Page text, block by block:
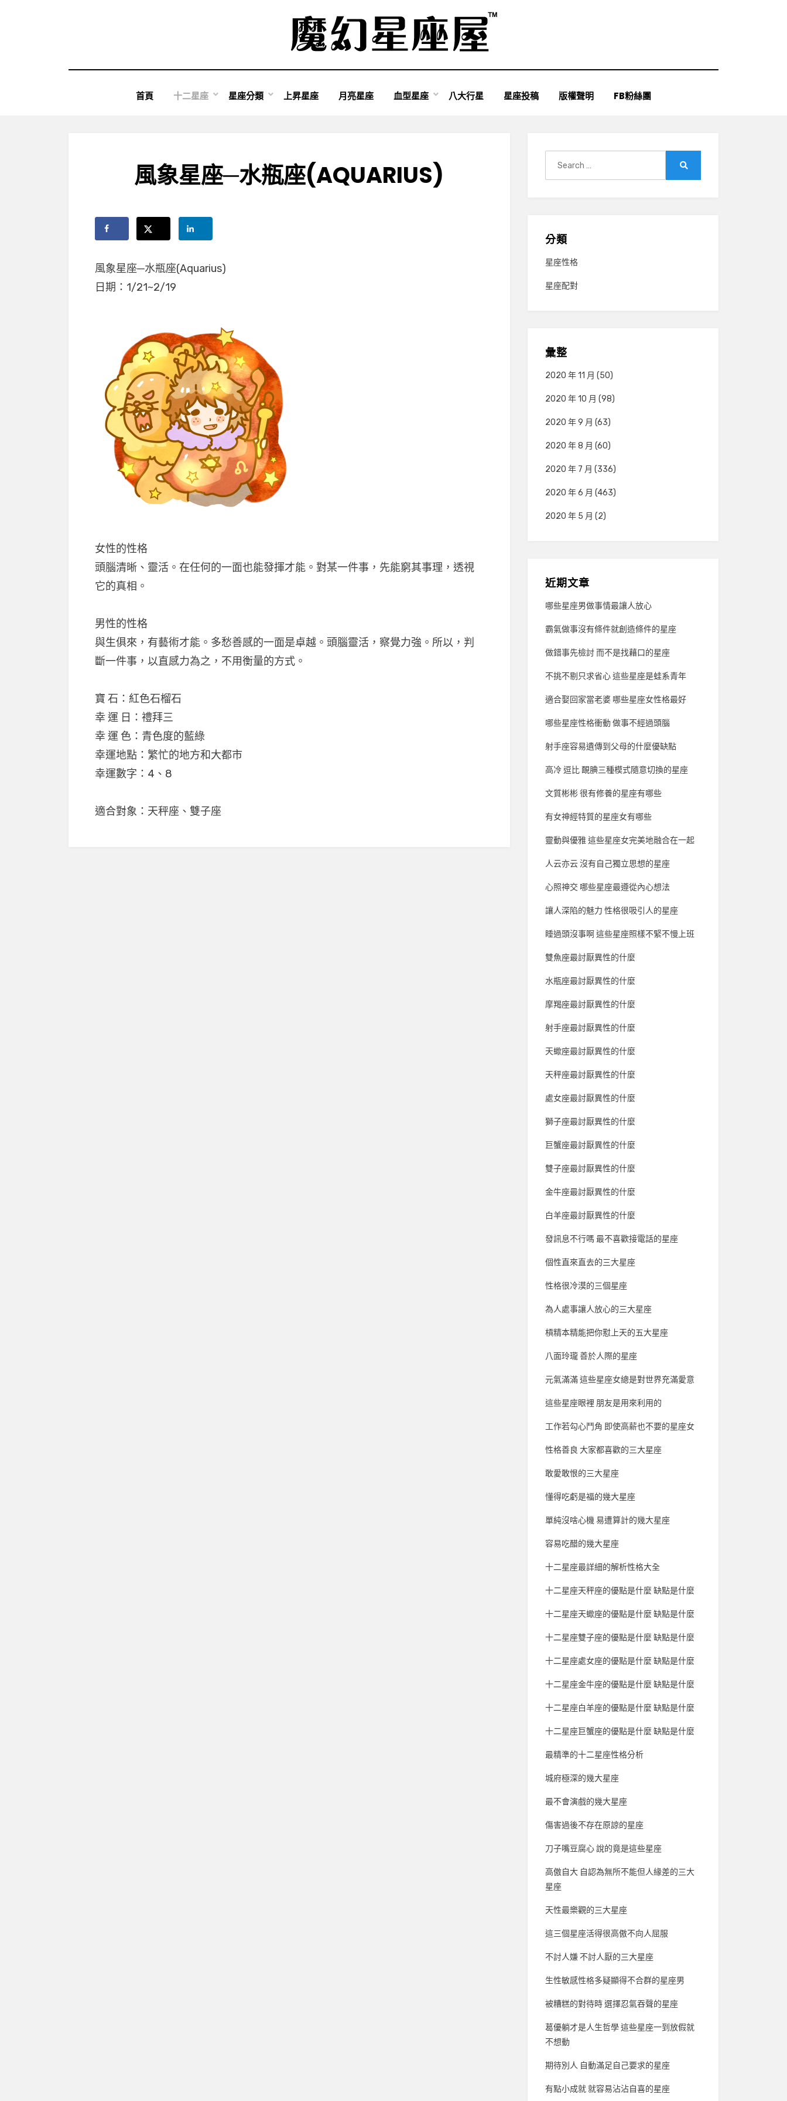
首頁 十二星座 星座分類 上昇星座 月亮星座 血型星座 八大行星 星座投稿 版權聲明 FB粉絲團
風象星座─水瓶座(AQUARIUS)
風象星座─水瓶座(Aquarius)
日期：1/21~2/19
女性的性格
頭腦清晰、靈活。在任何的一面也能發揮才能。對某一件事，先能窮其事理，透視
它的真相。
男性的性格
與生俱來，有藝術才能。多愁善感的一面是卓越。頭腦靈活，察覺力強。所以，判
斷一件事，以直感力為之，不用衡量的方式。
寶 石：紅色石榴石
幸 運 日：禮拜三
幸 運 色：青色度的藍綠
幸運地點：繁忙的地方和大都市
幸運數字：4、8
適合對象：天秤座、雙子座
分類
星座性格
星座配對
彙整
2020 年 11 月 (50)
2020 年 10 月 (98)
2020 年 9 月 (63)
2020 年 8 月 (60)
2020 年 7 月 (336)
2020 年 6 月 (463)
2020 年 5 月 (2)
近期文章
哪些星座男做事情最讓人放心
霸氣做事沒有條件就創造條件的星座
做錯事先檢討 而不是找藉口的星座
不挑不剔只求省心 這些星座是蛙系青年
適合娶回家當老婆 哪些星座女性格最好
哪些星座性格衝動 做事不經過頭腦
射手座容易遺傳到父母的什麼優缺點
高冷 逗比 靦腆三種模式隨意切換的星座
文質彬彬 很有修養的星座有哪些
有女神經特質的星座女有哪些
靈動與優雅 這些星座女完美地融合在一起
人云亦云 沒有自己獨立思想的星座
心照神交 哪些星座最遵從內心想法
讓人深陷的魅力 性格很吸引人的星座
睡過頭沒事啊 這些星座照樣不緊不慢上班
雙魚座最討厭異性的什麼
水瓶座最討厭異性的什麼
摩羯座最討厭異性的什麼
射手座最討厭異性的什麼
天蠍座最討厭異性的什麼
天秤座最討厭異性的什麼
處女座最討厭異性的什麼
獅子座最討厭異性的什麼
巨蟹座最討厭異性的什麼
雙子座最討厭異性的什麼
金牛座最討厭異性的什麼
白羊座最討厭異性的什麼
發訊息不行嗎 最不喜歡接電話的星座
個性直來直去的三大星座
性格很冷漠的三個星座
為人處事讓人放心的三大星座
槓精本精能把你懟上天的五大星座
八面玲瓏 善於人際的星座
元氣滿滿 這些星座女總是對世界充滿愛意
這些星座眼裡 朋友是用來利用的
工作若勾心鬥角 即使高薪也不要的星座女
性格善良 大家都喜歡的三大星座
敢愛敢恨的三大星座
懂得吃虧是福的幾大星座
單純沒啥心機 易遭算計的幾大星座
容易吃醋的幾大星座
十二星座最詳細的解析性格大全
十二星座天秤座的優點是什麼 缺點是什麼
十二星座天蠍座的優點是什麼 缺點是什麼
十二星座雙子座的優點是什麼 缺點是什麼
十二星座處女座的優點是什麼 缺點是什麼
十二星座金牛座的優點是什麼 缺點是什麼
十二星座白羊座的優點是什麼 缺點是什麼
十二星座巨蟹座的優點是什麼 缺點是什麼
最精準的十二星座性格分析
城府極深的幾大星座
最不會演戲的幾大星座
傷害過後不存在原諒的星座
刀子嘴豆腐心 說的竟是這些星座
高傲自大 自認為無所不能但人緣差的三大
星座
天性最樂觀的三大星座
這三個星座活得很高傲不向人屈服
不討人嫌 不討人厭的三大星座
生性敏感性格多疑顯得不合群的星座男
被糟糕的對待時 選擇忍氣吞聲的星座
葛優躺才是人生哲學 這些星座一到放假就
不想動
期待別人 自動滿足自己要求的星座
有點小成就 就容易沾沾自喜的星座